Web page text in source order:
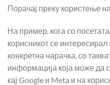
Порачај преку користење
На пример, кога со
корисникот се
конкретна нарачка, со
информација која може да
кај Google и Meta и на